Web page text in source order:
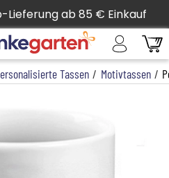
Lieferung ab 85 € Einkauf
Tassen / Motivtassen /